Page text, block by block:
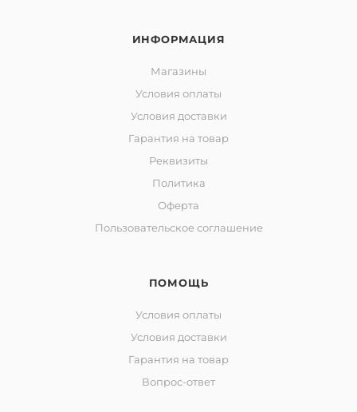
ИНФОРМАЦИЯ
Магазины
Условия оплаты
Условия доставки
Гарантия на товар
Реквизиты
Политика
Оферта
Пользовательское соглашение
ПОМОЩЬ
Условия оплаты
Условия доставки
Гарантия на товар
Вопрос-ответ